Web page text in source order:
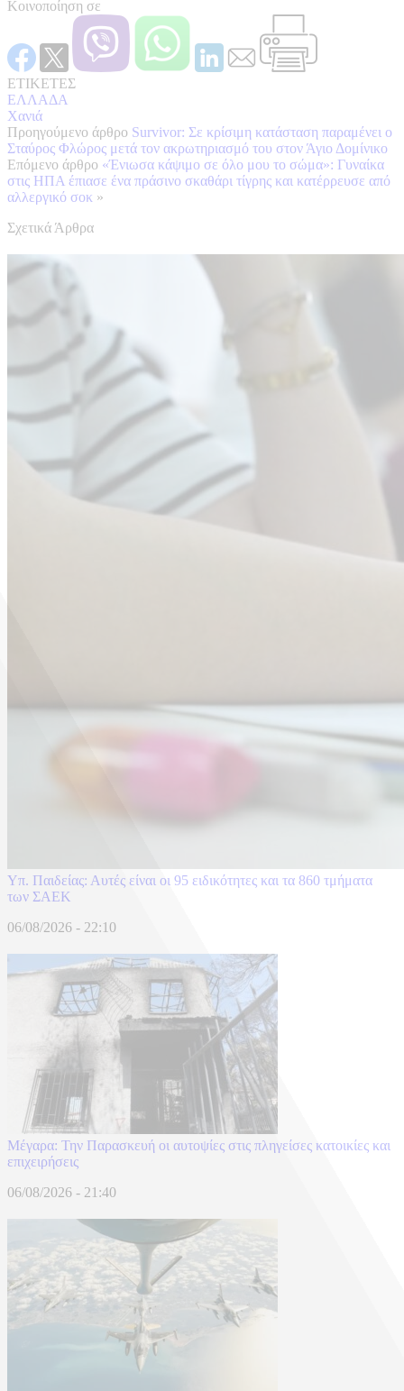
Κοινοποίηση σε
ΕΤΙΚΕΤΕΣ
ΕΛΛΑΔΑ
Χανιά
Προηγούμενο άρθρο Survivor: Σε κρίσιμη κατάσταση παραμένει ο
Σταύρος Φλώρος μετά τον ακρωτηριασμό του στον Άγιο Δομίνικο
Επόμενο άρθρο «Ένιωσα κάψιμο σε όλο μου το σώμα»: Γυναίκα
στις ΗΠΑ έπιασε ένα πράσινο σκαθάρι τίγρης και κατέρρευσε από
αλλεργικό σοκ »
Σχετικά Άρθρα
Υπ. Παιδείας: Αυτές είναι οι 95 ειδικότητες και τα 860 τμήματα
των ΣΑΕΚ
06/08/2026 - 22:10
Μέγαρα: Την Παρασκευή οι αυτοψίες στις πληγείσες κατοικίες και
επιχειρήσεις
06/08/2026 - 21:40